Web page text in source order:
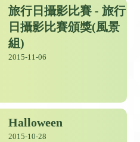
旅行日攝影比賽 - 旅行
日攝影比賽頒獎(風景
組)
2015-11-06
Halloween
2015-10-28